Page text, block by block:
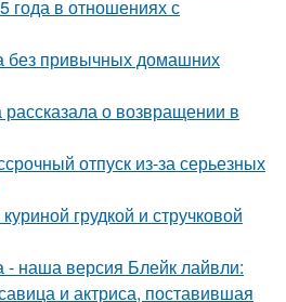
года в отношениях с
без привычных домашних
о возвращении в
отпуск из-за серьезных
грудкой и стручковой
наша версия Блейк лайвли:
и актриса, поставившая